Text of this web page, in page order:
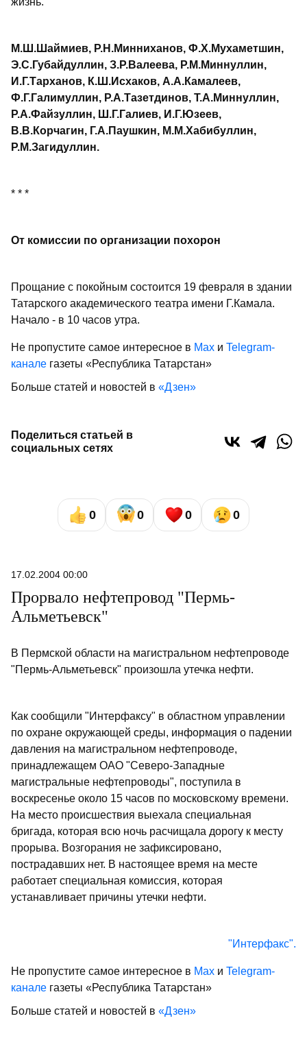
М.Ш.Шаймиев, Р.Н.Минниханов, Ф.Х.Мухаметшин,
Э.С.Губайдуллин, З.Р.Валеева, Р.М.Миннуллин,
И.Г.Тарханов, К.Ш.Исхаков, А.А.Камалеев,
Ф.Г.Галимуллин, Р.А.Тазетдинов, Т.А.Миннуллин,
Р.А.Файзуллин, Ш.Г.Галиев, И.Г.Юзеев,
В.В.Корчагин, Г.А.Паушкин, М.М.Хабибуллин,
Р.М.Загидуллин.
* * *
От комиссии по организации похорон
Прощание с покойным состоится 19 февраля в здании
Татарского академического театра имени Г.Камала.
Начало - в 10 часов утра.
Не пропустите самое интересное в Max и Telegram-
канале газеты «Республика Татарстан»
Больше статей и новостей в «Дзен»
Поделиться статьей в
социальных сетях
0 0 0 0
17.02.2004 00:00
Прорвало нефтепровод "Пермь-
Альметьевск"
В Пермской области на магистральном нефтепроводе
"Пермь-Альметьевск" произошла утечка нефти.
Как сообщили "Интерфаксу" в областном управлении
по охране окружающей среды, информация о падении
давления на магистральном нефтепроводе,
принадлежащем ОАО "Северо-Западные
магистральные нефтепроводы", поступила в
воскресенье около 15 часов по московскому времени.
На место происшествия выехала специальная
бригада, которая всю ночь расчищала дорогу к месту
прорыва. Возгорания не зафиксировано,
пострадавших нет. В настоящее время на месте
работает специальная комиссия, которая
устанавливает причины утечки нефти.
"Интерфакс".
Не пропустите самое интересное в Max и Telegram-
канале газеты «Республика Татарстан»
Больше статей и новостей в «Дзен»